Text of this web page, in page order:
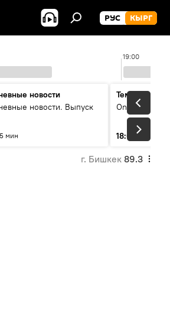
РУС КЫРГ
19:00
новости
новости. Выпуск
5 мин
Тема дня
On air
18:07
г. Бишкек 89.3